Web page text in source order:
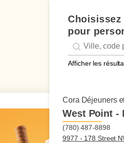
pour
Geolocation
Géolocalisation
Afficher les
Cora Déjeuners
West Point -
(780) 487-8898
9977 - 178 Street